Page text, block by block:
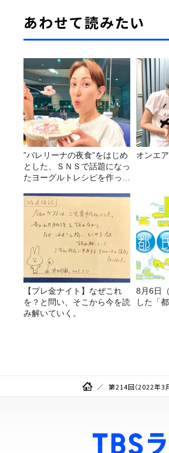
あわせて読みたい
”バレリーナの夜食”をはじめ
とした、ＳＮＳで話題になっ
たヨーグルトレシピを作って
オンエ
【プレ金ナイト】なぜこれ
を？と問い、そこから今を読
み解いていく。
8月6日
した「
第214回（2022年3